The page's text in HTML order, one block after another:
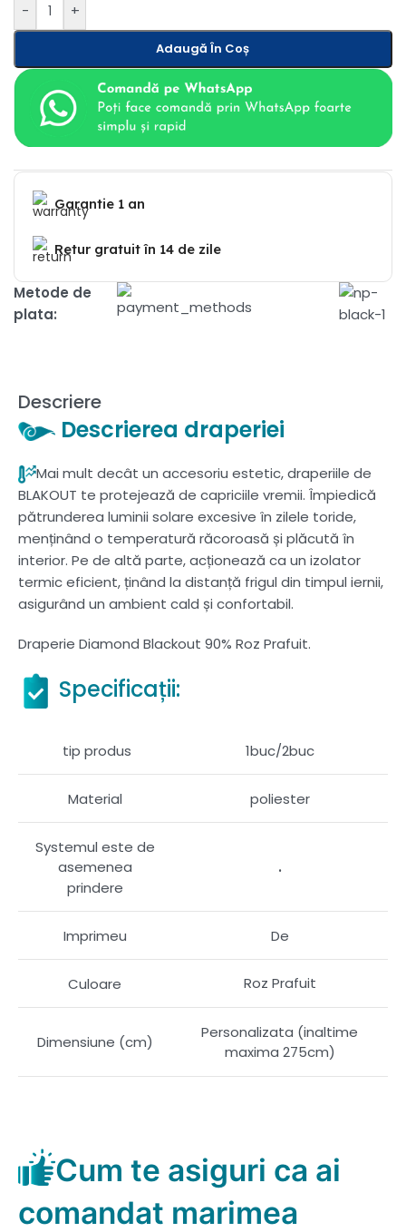
- +
Adaugă În Coș
Garantie 1 an
Retur gratuit în 14 de zile
Metode de
plata:
Descriere
Descrierea draperiei
Mai mult decât un accesoriu estetic, draperiile de
BLAKOUT te protejează de capriciile vremii. Împiedică
pătrunderea luminii solare excesive în zilele toride,
menținând o temperatură răcoroasă și plăcută în
interior. Pe de altă parte, acționează ca un izolator
termic eficient, ținând la distanță frigul din timpul iernii,
asigurând un ambient cald și confortabil.
Draperie Diamond Blackout 90% Roz Prafuit.
Specificații:
tip produs 1buc/2buc
Material poliester
Systemul este de
asemenea
prindere
.
Imprimeu De
Culoare Roz Prafuit
Dimensiune (cm)
Personalizata (inaltime
maxima 275cm)
Cum te asiguri ca ai
comandat marimea